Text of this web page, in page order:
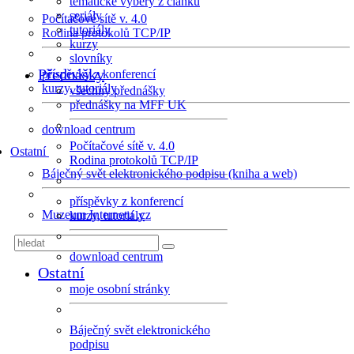
Počítačové sítě v. 4.0
Rodina protokolů TCP/IP
příspěvky z konferencí
kurzy, tutoriály
download centrum
Ostatní
Báječný svět elektronického podpisu (kniha a web)
Muzeum Internetu .cz
seriály
tutoriály
kurzy
slovníky
Přednášky
všechny přednášky
přednášky na MFF UK
Počítačové sítě v. 4.0
Rodina protokolů TCP/IP
příspěvky z konferencí
kurzy, tutoriály
download centrum
Ostatní
moje osobní stránky
Báječný svět elektronického
podpisu